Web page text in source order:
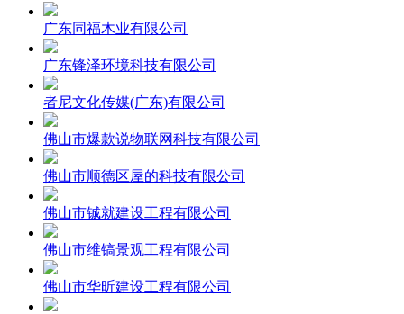
广东同福木业有限公司
广东锋泽环境科技有限公司
者尼文化传媒(广东)有限公司
佛山市爆款说物联网科技有限公司
佛山市顺德区屋的科技有限公司
佛山市铖就建设工程有限公司
佛山市维镐景观工程有限公司
佛山市华昕建设工程有限公司